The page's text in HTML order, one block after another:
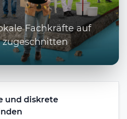
Fachkräfte auf
und diskrete